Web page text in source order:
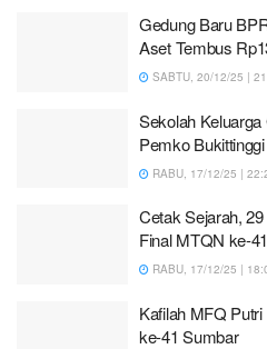
Gedung Baru
Aset Tembus
SABTU, 20/12/25 |
Sekolah
Pemko
RABU, 17/12/25 |
Cetak Sejarah,
Final MTQN ke-
RABU, 17/12/25 |
Kafilah MFQ
ke-41 Sumbar